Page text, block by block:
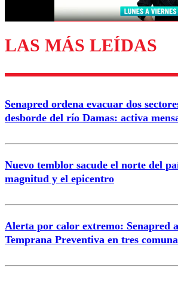
LAS MÁS LEÍDAS
Senapred ordena evacuar dos
desborde del río Damas: activa
Nuevo temblor sacude el norte del
magnitud y el epicentro
Alerta por calor extremo: Senapred
Temprana Preventiva en tres